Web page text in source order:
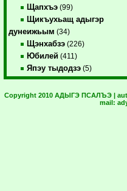
Щапхъэ (99)
Щикъухьащ адыгэр
дунеижьым (34)
Щэнхабзэ (226)
Юбилей (411)
Япэу тыдодзэ (5)
Copyright 2010 АДЫГЭ ПСАЛЪЭ |
mail: